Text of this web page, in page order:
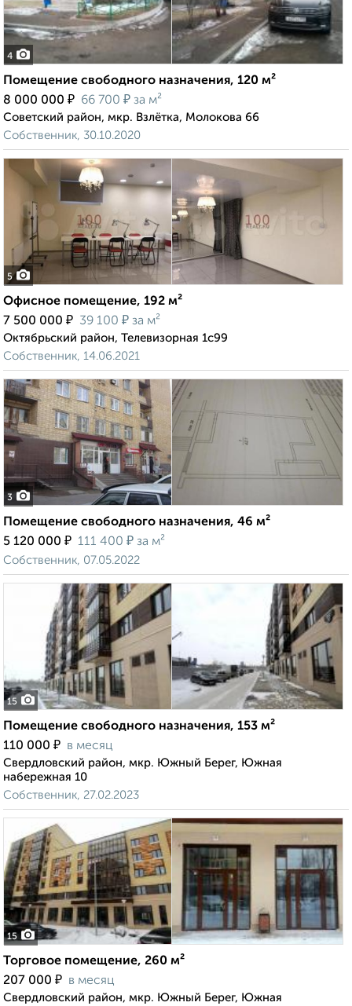
4
Помещение свободного назначения, 120 м²
8 000 000 ₽ 66 700 ₽ за м²
Советский район, мкр. Взлётка, Молокова 66
Собственник, 30.10.2020
5
Офисное помещение, 192 м²
7 500 000 ₽ 39 100 ₽ за м²
Октябрьский район, Телевизорная 1с99
Собственник, 14.06.2021
3
Помещение свободного назначения, 46 м²
5 120 000 ₽ 111 400 ₽ за м²
Собственник, 07.05.2022
15
Помещение свободного назначения, 153 м²
110 000 ₽ в месяц
Свердловский район, мкр. Южный Берег, Южная
набережная 10
Собственник, 27.02.2023
15
Торговое помещение, 260 м²
207 000 ₽ в месяц
Свердловский район, мкр. Южный Берег, Южная